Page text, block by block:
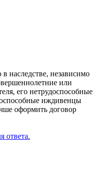
наследстве, независимо
или
его нетрудоспособные
иждивенцы
оформить договор
ответа.